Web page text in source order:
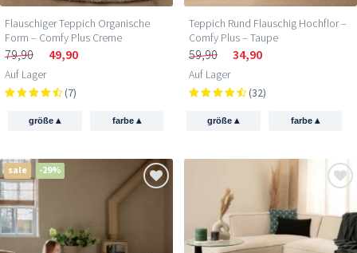
Flauschiger Teppich Organische
Form – Comfy Plus Creme
79,90 49,90
Auf Lager
(7)
größe▴ farbe ▴
Teppich Rund Flauschig Hochflor –
Comfy Plus – Taupe
59,90 34,90
Auf Lager
(32)
größe▴ farbe ▴
sale -29%